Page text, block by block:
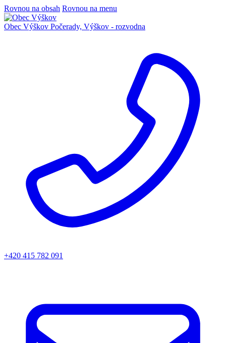
Rovnou na obsah Rovnou na menu
Obec Výškov Počerady, Výškov - rozvodna
+420 415 782 091